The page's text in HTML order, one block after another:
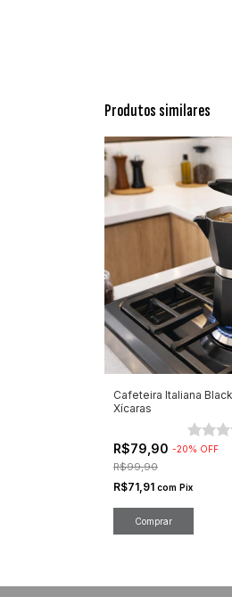
Produtos similares
Cafeteira Italiana
Xícaras
R$79,90 -20% OFF
R$99,90
R$71,91 com Pix